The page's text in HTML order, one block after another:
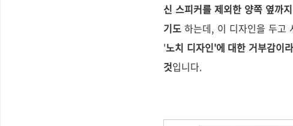
신 스피커를 제외한 양쪽 옆까
기도하는데, 이 디자인을 두고
'노치 디자인'에 대한 거부감이
것입니다.